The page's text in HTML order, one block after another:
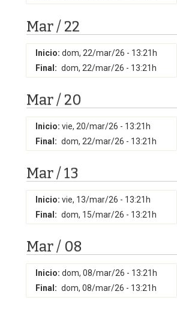
Mar / 22
Inicio: dom, 22/mar/26 - 13:21h
Final: dom, 22/mar/26 - 13:21h
Mar / 20
Inicio: vie, 20/mar/26 - 13:21h
Final: dom, 22/mar/26 - 13:21h
Mar / 13
Inicio: vie, 13/mar/26 - 13:21h
Final: dom, 15/mar/26 - 13:21h
Mar / 08
Inicio: dom, 08/mar/26 - 13:21h
Final: dom, 08/mar/26 - 13:21h